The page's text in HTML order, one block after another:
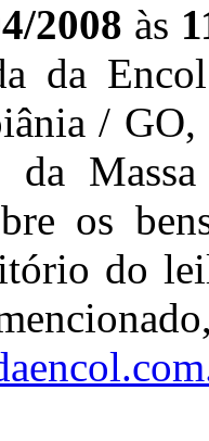
2008 às
da
/
da
os
do